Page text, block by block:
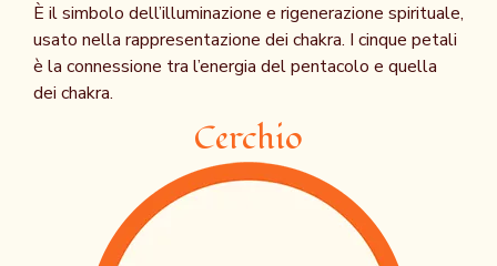
È il simbolo dell’illuminazione e rigenerazione spirituale,
usato nella rappresentazione dei chakra. I cinque petali
è la connessione tra l’energia del pentacolo e quella
dei chakra.
Cerchio